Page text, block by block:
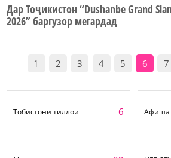
Дар Тоҷикистон “Dushanbe Grand
2026” баргузор мегардад
1 2 3 4 5 6 7
Тобистони тиллоӣ 6 Афиша